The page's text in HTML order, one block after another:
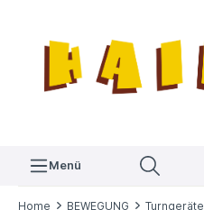
Menü
Home BEWEGUNG Turngeräte